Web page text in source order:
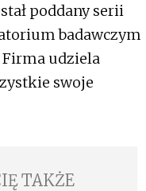
poddany serii
badawczym
udziela
swoje
TAKŻE